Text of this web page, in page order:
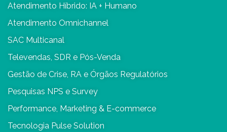
Atendimento Híbrido: IA + Humano
Atendimento Omnichannel
SAC Multicanal
Televendas, SDR e Pós-Venda
Gestão de Crise, RA e Órgãos Regulatórios
Pesquisas NPS e Survey
Performance, Marketing & E-commerce
Tecnologia Pulse Solution